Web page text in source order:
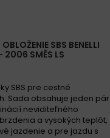
SBS BENELLI
2006 SMĚS LS
SBS pre cestné
Sada obsahuje jeden pár
neviditeľného
a vysokých teplôt,
jazdenie a pre jazdu s